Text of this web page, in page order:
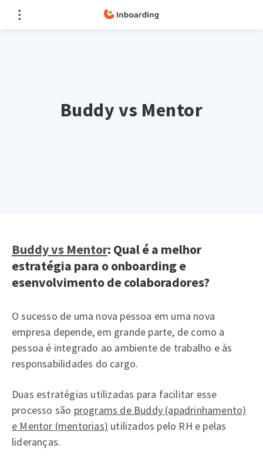
Buddy vs Mentor
Buddy vs Mentor: Qual é a melhor
estratégia para o onboarding e
esenvolvimento de colaboradores?
O sucesso de uma nova pessoa em uma nova
empresa depende, em grande parte, de como a
pessoa é integrado ao ambiente de trabalho e às
responsabilidades do cargo.
Duas estratégias utilizadas para facilitar esse
processo são programs de Buddy (apadrinhamento)
e Mentor (mentorias) utilizados pelo RH e pelas
lideranças.